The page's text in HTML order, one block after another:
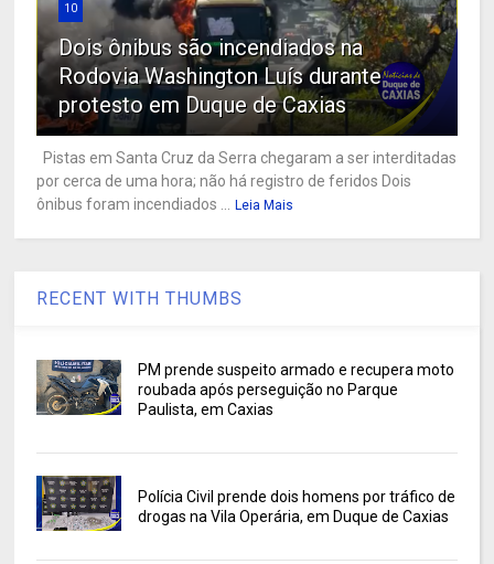
10
Dois ônibus são incendiados na
Rodovia Washington Luís durante
protesto em Duque de Caxias
Pistas em Santa Cruz da Serra chegaram a ser interditadas
por cerca de uma hora; não há registro de feridos Dois
ônibus foram incendiados ...
Leia Mais
RECENT WITH THUMBS
PM prende suspeito armado e recupera moto
roubada após perseguição no Parque
Paulista, em Caxias
Polícia Civil prende dois homens por tráfico de
drogas na Vila Operária, em Duque de Caxias